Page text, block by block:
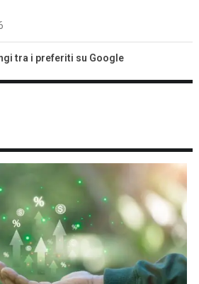
tra i preferiti su Google